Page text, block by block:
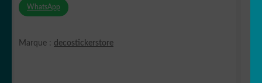
WhatsApp
Marque : decostickerstore